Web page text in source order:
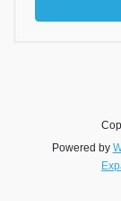
Powered by